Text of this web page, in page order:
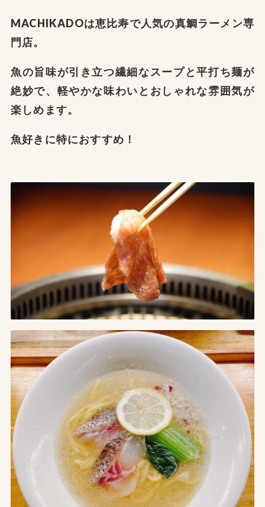
MACHIKADOは恵比寿で人気の真鯛ラーメン専
門店。
魚の旨味が引き立つ繊細なスープと平打ち麺が
絶妙で、軽やかな味わいとおしゃれな雰囲気が
楽しめます。
魚好きに特におすすめ！